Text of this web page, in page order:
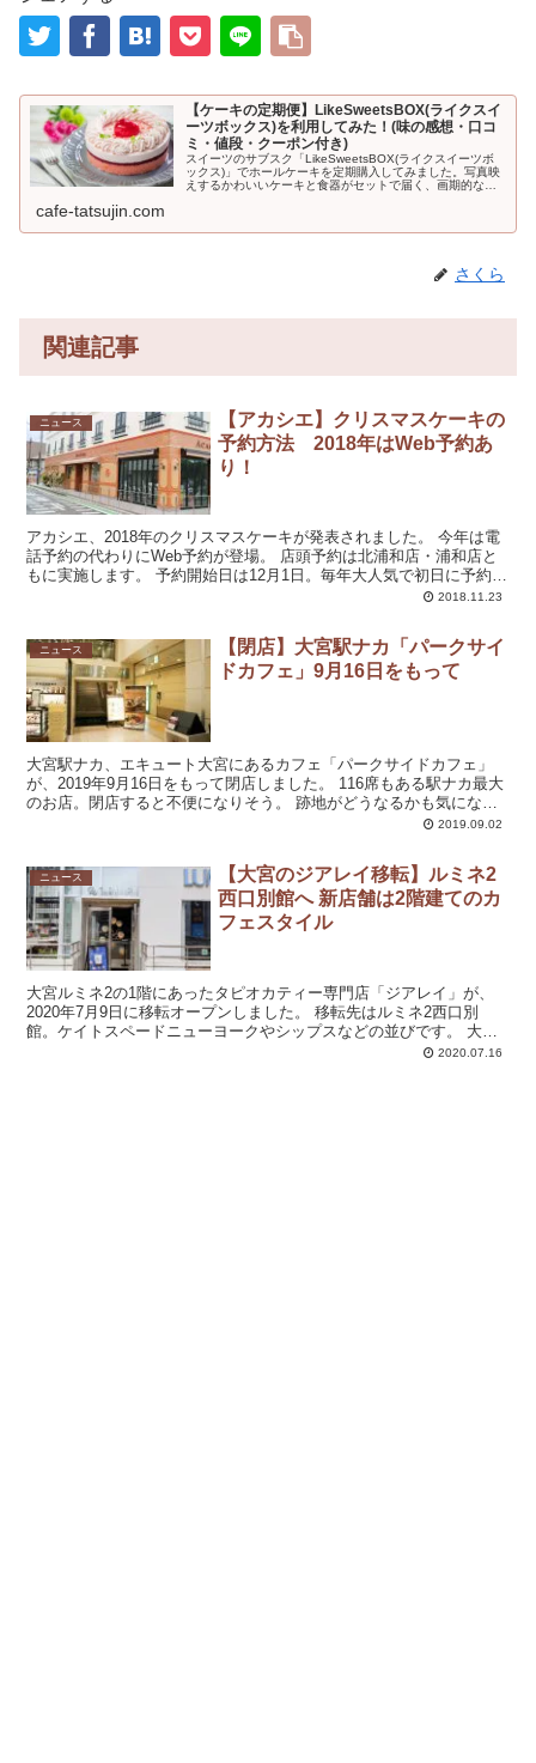
【ケーキの定期便】LikeSweetsBOX(ライクスイ
ーツボックス)を利用してみた！(味の感想・口コ
ミ・値段・クーポン付き)
スイーツのサブスク「LikeSweetsBOX(ライクスイーツボ
ックス)」でホールケーキを定期購入してみました。写真映
えするかわいいケーキと食器がセットで届く、画期的なサ
cafe-tatsujin.com
さくら
関連記事
ニュース
【アカシエ】クリスマスケーキの
予約方法 2018年はWeb予約あ
り！
アカシエ、2018年のクリスマスケーキが発表されました。 今年は電
話予約の代わりにWeb予約が登場。 店頭予約は北浦和店・浦和店と
もに実施します。 予約開始日は12月1日。毎年大人気で初日に予約終
2018.11.23
ニュース
【閉店】大宮駅ナカ「パークサイ
ドカフェ」9月16日をもって
大宮駅ナカ、エキュート大宮にあるカフェ「パークサイドカフェ」
が、2019年9月16日をもって閉店しました。 116席もある駅ナカ最大
のお店。閉店すると不便になりそう。 跡地がどうなるかも気になる
2019.09.02
ニュース
【大宮のジアレイ移転】ルミネ2
西口別館へ 新店舗は2階建てのカ
フェスタイル
大宮ルミネ2の1階にあったタピオカティー専門店「ジアレイ」が、
2020年7月9日に移転オープンしました。 移転先はルミネ2西口別
館。ケイトスペードニューヨークやシップスなどの並びです。 大宮
2020.07.16